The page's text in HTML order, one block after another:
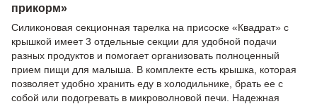
прикорм»
Силиконовая секционная тарелка на присоске «Квадрат» с
крышкой имеет 3 отдельные секции для удобной подачи
разных продуктов и помогает организовать полноценный
прием пищи для малыша. В комплекте есть крышка, которая
позволяет удобно хранить еду в холодильнике, брать ее с
собой или подогревать в микроволновой печи. Надежная